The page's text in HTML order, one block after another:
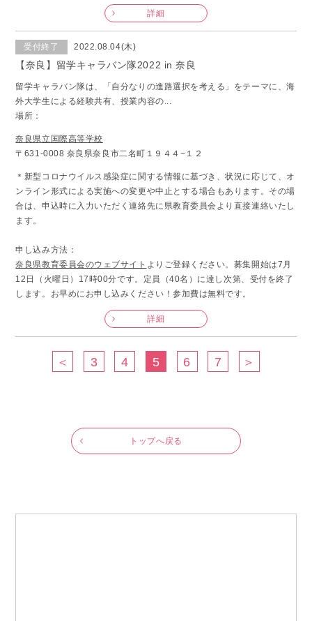
詳細
受付終了 2022.08.04(木)
【奈良】留学キャラバン隊2022 in 奈良
留学キャラバン隊は、「自分なりの進路選択を考える」をテーマに、海
外大学生による経験共有、授業内容の...
場所：
奈良県立国際高等学校
〒631-0008 奈良県奈良市二名町１９４４−１２
＊新型コロナウイルス感染症に関する情報に基づき、状況に応じて、オ
ンライン形式による実施への変更や中止とする場合もあります。その場
合は、申込時に入力いただく連絡先に県教育委員会より直接連絡いたし
ます。
申し込み方法：
奈良県教育委員会のウェブサイト よりご登録ください。募集開始は7月
12日（火曜日）17時00分です。定員（40名）に達し次第、受付を終了
します。お早めにお申し込みください！参加費は無料です。
詳細
＜ 3 4 5 6 7 ＞
トップへ戻る